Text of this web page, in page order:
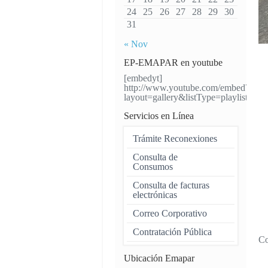
24
25 26 27 28 29
30
31
« Nov
EP-EMAPAR en youtube
[embedyt]
http://www.youtube.com/embed?
Servicios en Línea
Trámite Reconexiones
Consulta de
Consumos
Consulta de facturas
electrónicas
Correo Corporativo
Contratación Pública
Ubicación Emapar